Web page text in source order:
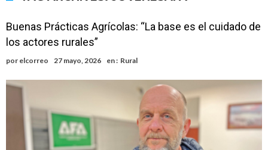
Elortondo: avanza el plan de pavimentación con la licitación de cinco
Comienza una mesa de lectura sobre literatura japonesa en la
Biblioteca Popular Nosotros
Sueño albiceleste: la arquera firmatense Jazmín David fue citada a la
Selección Argentina
Roxana Carabajal dejó su huella en la peña de Casino Melincué
Buenas Prácticas Agrícolas: “La base es el cuidado de
los actores rurales”
por elcorreo 27 mayo, 2026 en : Rural